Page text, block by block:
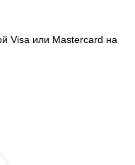
Visa или Mastercard на